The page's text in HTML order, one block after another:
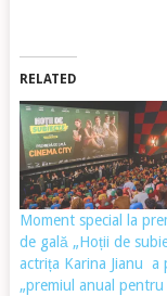
RELATED
Moment special la
de gală „Hoții de
actrița Karina Jianu a
„premiul anual pentru